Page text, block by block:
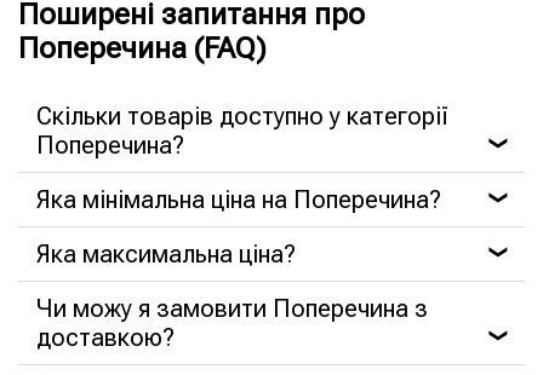
Поширені запитання про
Поперечина (FAQ)
Скільки товарів доступно у категорії
Поперечина?
❯
Яка мінімальна ціна на Поперечина? ❯
Яка максимальна ціна? ❯
Чи можу я замовити Поперечина з
доставкою?
❯